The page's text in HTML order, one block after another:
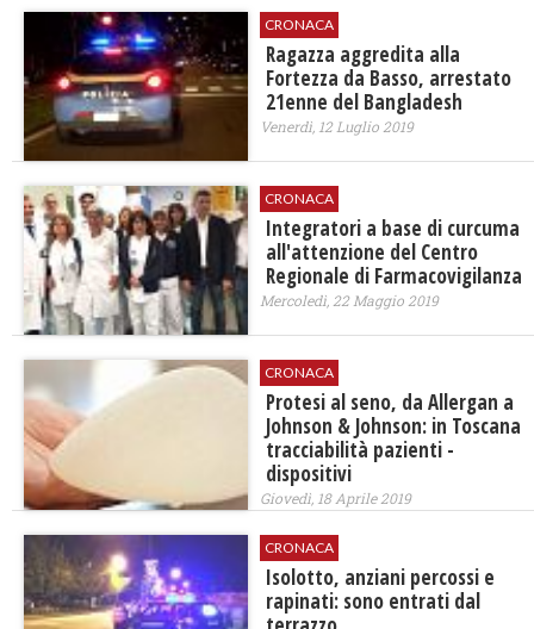
CRONACA
Ragazza aggredita alla
Fortezza da Basso, arrestato
21enne del Bangladesh
Venerdì, 12 Luglio 2019
CRONACA
Integratori a base di curcuma
all'attenzione del Centro
Regionale di Farmacovigilanza
Mercoledì, 22 Maggio 2019
CRONACA
Protesi al seno, da Allergan a
Johnson & Johnson: in Toscana
tracciabilità pazienti -
dispositivi
Giovedì, 18 Aprile 2019
CRONACA
Isolotto, anziani percossi e
rapinati: sono entrati dal